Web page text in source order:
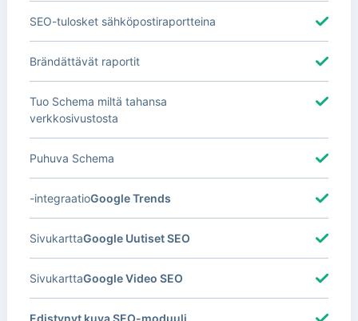
SEO-tulosket sähköpostiraportteina
Brändättävät raportit
Tuo Schema miltä tahansa
verkkosivustosta
Puhuva Schema
Google Trends
-integraatio
Google Uutiset SEO
Sivukartta
Google Video SEO
Sivukartta
Edistynyt kuva SEO-moduuli